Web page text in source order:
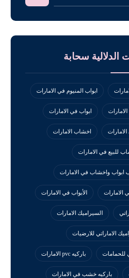
الدلالية سحابة
ابواب المنيوم في الامارات
ابواب في الامارات
اخشاب الامارات
للبيع في الامارات
ابواب واخشاب في الامارات
الأبواب في الامارات
السيراميك الامارات
الاماراتي للارضيات
للحمامات باركيه pvc الامارات
باركيه خشب في الامارات